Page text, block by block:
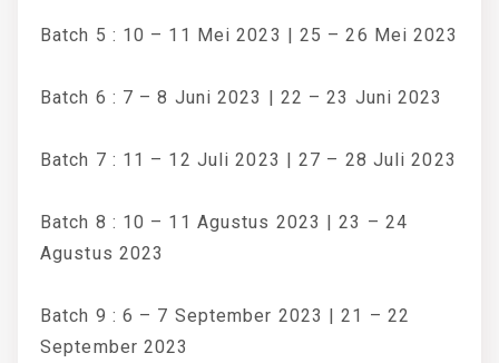
Batch 5 : 10 – 11 Mei 2023 | 25 – 26 Mei 2023
Batch 6 : 7 – 8 Juni 2023 | 22 – 23 Juni 2023
Batch 7 : 11 – 12 Juli 2023 | 27 – 28 Juli 2023
Batch 8 : 10 – 11 Agustus 2023 | 23 – 24
Agustus 2023
Batch 9 : 6 – 7 September 2023 | 21 – 22
September 2023